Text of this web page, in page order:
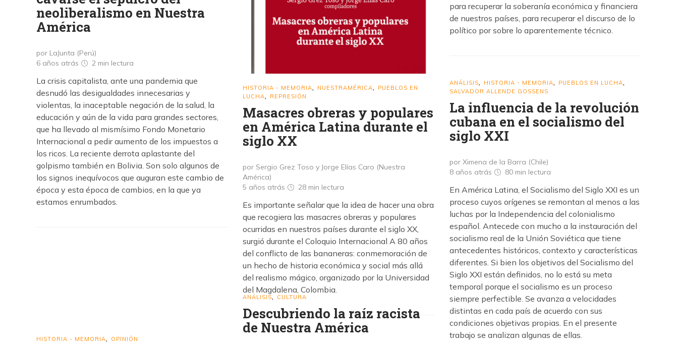
HISTORIA - MEMORIA NUESTRAMÉRICA
PUEBLOS EN
LUCHA
REPRESIÓN
Masacres obreras y populares
en América Latina durante el
siglo XX
por Sergio Grez Toso y Jorge Elías Caro (Nuestra
América)
5 años atrás
28 min lectura
Es importante señalar que la idea de hacer una obra
que recogiera las masacres obreras y populares
ocurridas en nuestros países durante el siglo XX,
surgió durante el Coloquio Internacional A 80 años
del conflicto de las bananeras: conmemoración de
un hecho de historia económica y social más allá
del realismo mágico, organizado por la Universidad
del Magdalena, Colombia.
neoliberalismo en Nuestra
América
por LaJunta (Perú)
6 años atrás
2 min lectura
La crisis capitalista, ante una pandemia que
desnudó las desigualdades innecesarias y
violentas, la inaceptable negación de la salud, la
educación y aún de la vida para grandes sectores,
que ha llevado al mismísimo Fondo Monetario
Internacional a pedir aumento de los impuestos a
los ricos. La reciente derrota aplastante del
golpismo también en Bolivia. Son solo algunos de
los signos inequívocos que auguran este cambio de
época y esta época de cambios, en la que ya
estamos enrumbados.
para recuperar la soberanía económica y financiera
de nuestros países, para recuperar el discurso de lo
político por sobre lo aparentemente técnico.
ANÁLISIS HISTORIA - MEMORIA PUEBLOS EN LUCHA
SALVADOR ALLENDE GOSSENS
La influencia de la revolución
cubana en el socialismo del
siglo XXI
por Ximena de la Barra (Chile)
8 años atrás
80 min lectura
En América Latina, el Socialismo del Siglo XXI es un
proceso cuyos orígenes se remontan al menos a las
luchas por la Independencia del colonialismo
español. Antecede con mucho a la instauración del
socialismo real de la Unión Soviética que tiene
antecedentes históricos, contexto y características
diferentes. Si bien los objetivos del Socialismo del
Siglo XXI están definidos, no lo está su meta
temporal porque el socialismo es un proceso
siempre perfectible. Se avanza a velocidades
distintas en cada país de acuerdo con sus
condiciones objetivas propias. En el presente
trabajo se analizan algunas de ellas.
ANÁLISIS CULTURA
Descubriendo la raíz racista
de Nuestra América
HISTORIA - MEMORIA OPINIÓN